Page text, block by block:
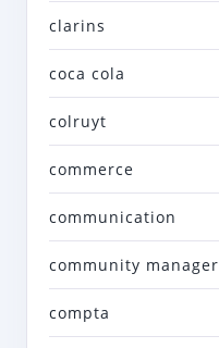
clarins
coca cola
colruyt
commerce
communication
community manager
compta